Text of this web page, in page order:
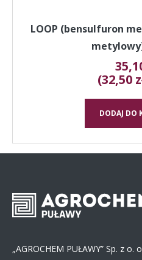
LOOP (bensulfuron
(32,50
DODAJ DO
„AGROCHEM PUŁAWY” Sp. z o.